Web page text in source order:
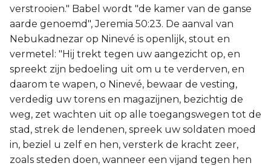
verstrooien." Babel wordt "de kamer van de ganse
aarde genoemd", Jeremia 50:23. De aanval van
Nebukadnezar op Ninevé is openlijk, stout en
vermetel: "Hij trekt tegen uw aangezicht op, en
spreekt zijn bedoeling uit om u te verderven, en
daarom te wapen, o Ninevé, bewaar de vesting,
verdedig uw torens en magazijnen, bezichtig de
weg, zet wachten uit op alle toegangswegen tot de
stad, strek de lendenen, spreek uw soldaten moed
in, beziel u zelf en hen, versterk de kracht zeer,
zoals steden doen, wanneer een vijand tegen hen